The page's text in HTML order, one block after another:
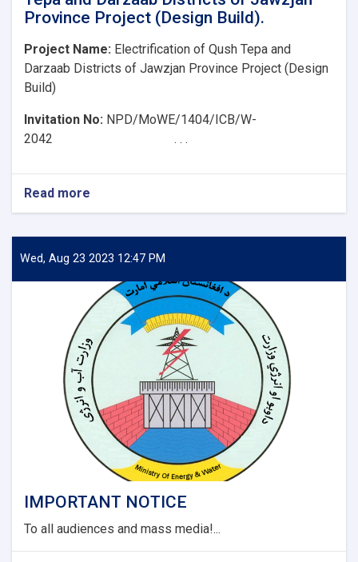
Province Project (Design Build).
Project Name: Electrification of Qush Tepa and
Darzaab Districts of Jawzjan Province Project (Design
Build)
Invitation No: NPD/MoWE/1404/ICB/W-
2042 . . .
Read more
Clarification
Electrification
of
Tepa
and
Darzaab
Districts
of
Jawzjan
Province
Project
(Design
Build).
Wed, Aug 23 2023 12:47 PM
IMPORTANT NOTICE
To all audiences and mass media!...